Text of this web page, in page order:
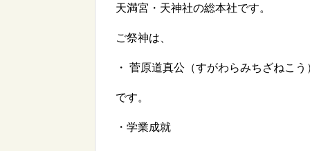
天満宮・天神社の総本社です。
ご祭神は、
・ 菅原道真公（すがわらみちざねこう
です。
・学業成就